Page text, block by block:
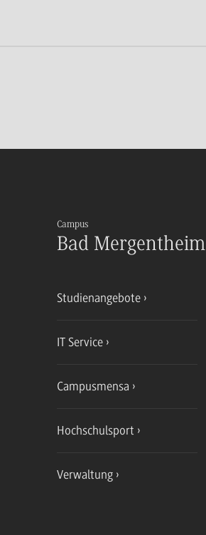
Campus
Bad Mergentheim
Studienangebote
IT Service
Campusmensa
Hochschulsport
Verwaltung